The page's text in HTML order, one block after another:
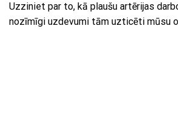
Uzziniet par to, kā plaušu artērijas
nozīmīgi uzdevumi tām uzticēti mūsu